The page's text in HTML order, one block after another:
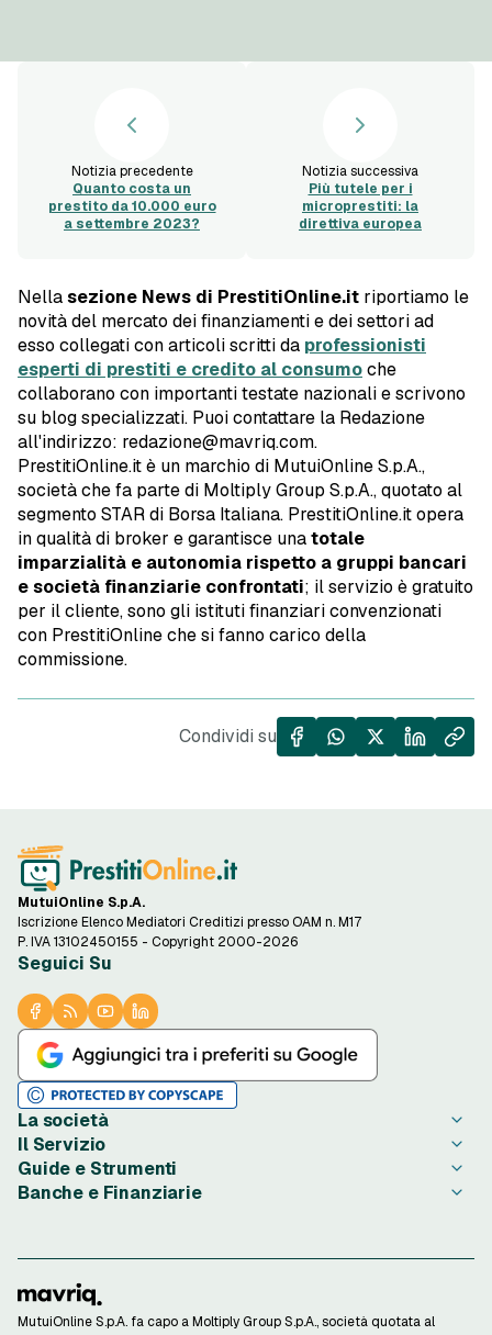
Confronta prestiti per ogni finalità e risparmia
Notizia precedente
Quanto costa un
prestito da 10.000 euro
a settembre 2023?
Notizia successiva
Più tutele per i
microprestiti: la
direttiva europea
Nellasezione News di PrestitiOnline.it riportiamo le
novità del mercato dei finanziamenti e dei settori ad
esso collegati con articoli scritti da professionisti
esperti di prestiti e credito al consumoche
collaborano con importanti testate nazionali e scrivono
su blog specializzati. Puoi contattare la Redazione
all'indirizzo: redazione@mavriq.com.
PrestitiOnline.it è un marchio di MutuiOnline S.p.A.,
società che fa parte di Moltiply Group S.p.A., quotato al
segmento STAR di Borsa Italiana. PrestitiOnline.it opera
in qualità di broker e garantisce unatotale
imparzialità e autonomia rispetto a gruppi bancari
e società finanziarie confrontati; il servizio è gratuito
per il cliente, sono gli istituti finanziari convenzionati
con PrestitiOnline che si fanno carico della
commissione.
Condividi su
MutuiOnline S.p.A.
Iscrizione Elenco Mediatori Creditizi presso OAM n. M17
P. IVA 13102450155 - Copyright 2000-2026
Seguici Su
La società
Chi è PrestitiOnline.it
Contatta PrestitiOnline.it
Opinioni degli Utenti
Rassegna Stampa
Lavora con Noi
Investor Relations
Il Servizio
Come Funziona
Condizioni di Utilizzo
Preferenze Cookie
Privacy Istituti Partner
Informativa Trasparenza
Reclami Consumatori
Guide e Strumenti
Guide Prestiti
Finalità Prestiti
Ottenere un Prestito
Strumenti di Calcolo
Banche e Finanziarie
BNL
Compass
MutuiOnline S.p.A. fa capo a Moltiply Group S.p.A., società quotata al